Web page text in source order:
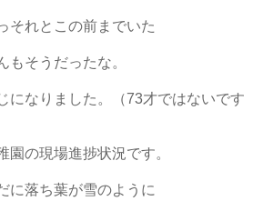
それとこの前までいた
もそうだったな。
になりました。（73才ではないです
園の現場進捗状況です。
に落ち葉が雪のように